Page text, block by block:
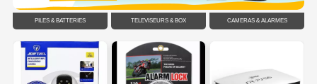
PILES & BATTERIES TÉLÉVISEURS & BOX CAMÉRAS & ALARMES